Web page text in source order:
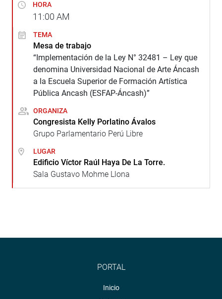
HORA
11:00 AM
TEMA
Mesa de trabajo
“Implementación de la Ley N° 32481 – Ley que
denomina Universidad Nacional de Arte Áncash
a la Escuela Superior de Formación Artística
Pública Ancash (ESFAP-Áncash)”
ORGANIZA
Congresista Kelly Porlatino Ávalos
Grupo Parlamentario Perú Libre
LUGAR
Edificio Víctor Raúl Haya De La Torre.
Sala Gustavo Mohme Llona
PORTAL
Inicio